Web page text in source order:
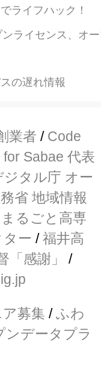
ライフハック！
ライセンス、オ
の遅れ情報
業者 / Code
for Sabae 代表
ジタル庁 オー
省 地域情報
るごと高専
ー /福井高
「感謝」
/
募集 /ふわ
ンデータプラ